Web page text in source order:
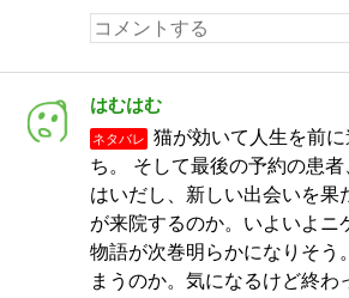
はむはむ
ネタバレ
猫が効いて人生を前
ち。 そして最後の予約の患
はいだし、新しい出会いを果
が来院するのか。いよいよニ
物語が次巻明らかになりそう
まうのか。気になるけど終わ